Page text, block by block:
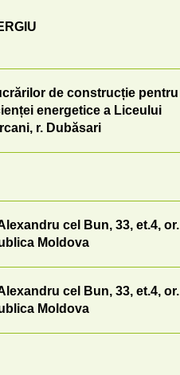
de construcție pentru
energetice a Liceului
r. Dubăsari
cel Bun, 33, et.4, or.
Moldova
cel Bun, 33, et.4, or.
Moldova